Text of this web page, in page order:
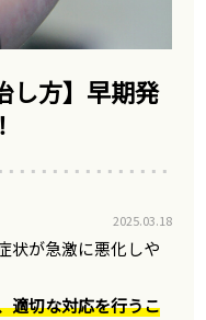
し方】早期発
2025.03.18
状が急激に悪化しや
適切な対応を行うこ